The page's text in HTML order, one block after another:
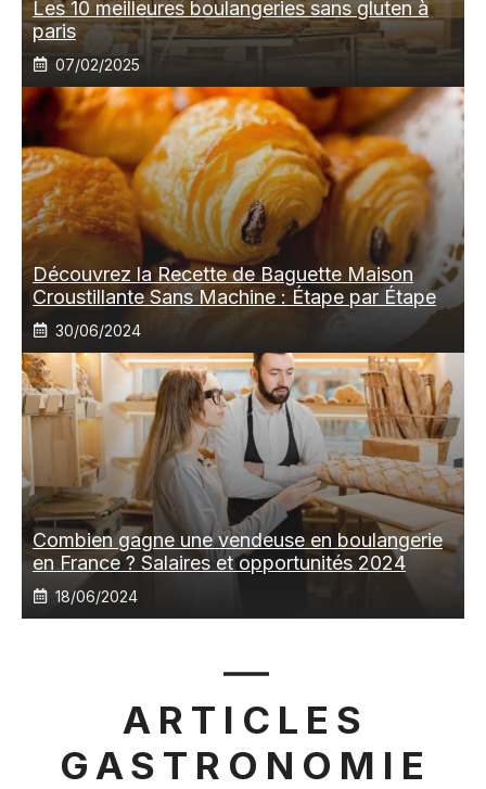
Les 10 meilleures boulangeries sans gluten à
paris
07/02/2025
Découvrez la Recette de Baguette Maison
Croustillante Sans Machine : Étape par Étape
30/06/2024
Combien gagne une vendeuse en boulangerie
en France ? Salaires et opportunités 2024
18/06/2024
ARTICLES
GASTRONOMIE